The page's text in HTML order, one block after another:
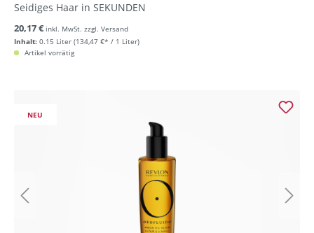
Seidiges Haar in SEKUNDEN
Inhalt: 0.15 Liter (134,47 €* / 1 Liter)
20,17 € inkl. MwSt. zzgl. Versand
Artikel vorrätig
NEU